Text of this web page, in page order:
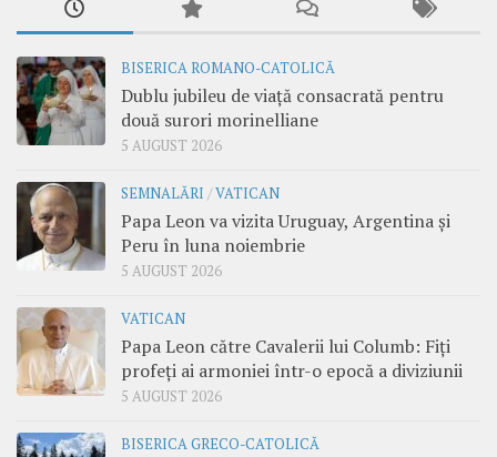
BISERICA ROMANO-CATOLICĂ
Dublu jubileu de viață consacrată pentru
două surori morinelliane
5 AUGUST 2026
SEMNALĂRI /VATICAN
Papa Leon va vizita Uruguay, Argentina și
Peru în luna noiembrie
5 AUGUST 2026
VATICAN
Papa Leon către Cavalerii lui Columb: Fiți
profeți ai armoniei într-o epocă a diviziunii
5 AUGUST 2026
BISERICA GRECO-CATOLICĂ